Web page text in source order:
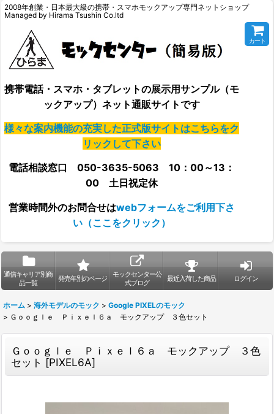
2008年創業・日本最大級の携帯・スマホモックアップ専門ネットショップ
Managed by Hirama Tsushin Co.ltd
携帯電話・スマホ・タブレットの展示用サンプル（モ
ックアップ）ネット通販サイトです
様々な案内機能の充実した正式版サイトはこちらをク
リックして下さい
電話相談窓口 050-3635-5063 10：00～13：
00 土日祝定休
営業時間外のお問合せはwebフォームをご利用下さ
い（ここをクリック）
カート
通信キャリア別商
品一覧
発売年別のページ
モックセンター公
式ブログ
最近入荷した商品 ログイン
ホーム > 海外モデルのモック > Google PIXELのモック
> Ｇｏｏｇｌｅ Ｐｉｘｅｌ６ａ モックアップ ３色セット
Ｇｏｏｇｌｅ Ｐｉｘｅｌ６ａ モックアップ ３色
セット [PIXEL6A]